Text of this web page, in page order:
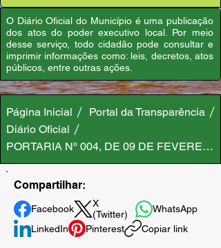
O Diário Oficial do Município é uma publicação
dos atos do poder executivo local. Por meio
desse serviço, todo cidadão pode consultar e
imprimir informações como: leis, decretos, atos
públicos, entre outras ações.
Página Inicial
Portal da Transparência
Diário Oficial
PORTARIA Nº 004, DE 09 DE FEVEREIRO
Compartilhar:
Facebook
X
(Twitter)
WhatsApp
LinkedIn
Pinterest Copiar link